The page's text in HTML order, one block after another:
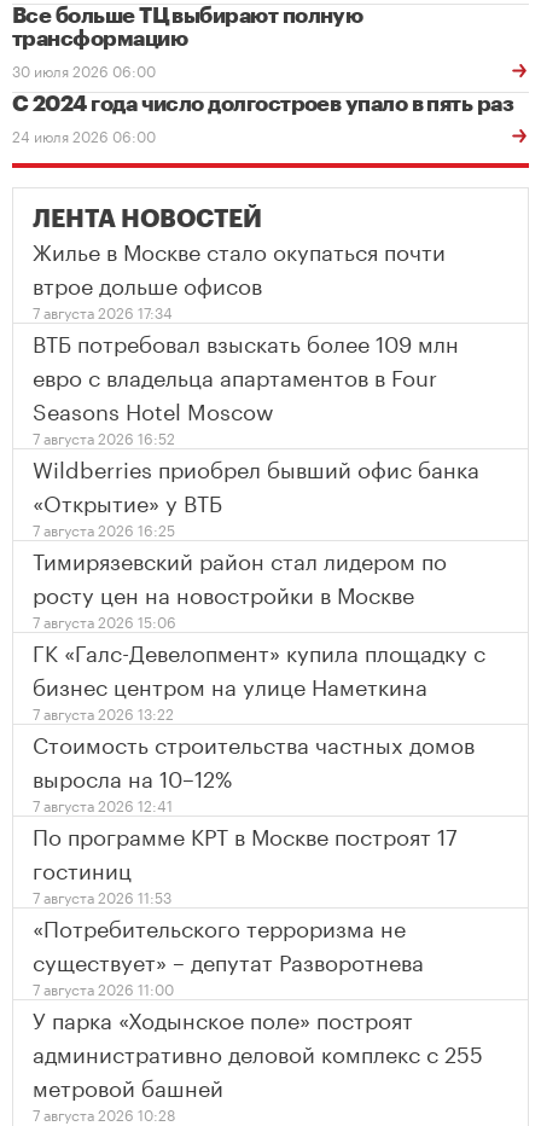
Все больше ТЦ выбирают полную
трансформацию
30 июля 2026 06:00
С 2024 года число долгостроев упало в пять раз
24 июля 2026 06:00
ЛЕНТА НОВОСТЕЙ
Жилье в Москве стало окупаться почти
втрое дольше офисов
7 августа 2026 17:34
ВТБ потребовал взыскать более 109 млн
евро с владельца апартаментов в Four
Seasons Hotel Moscow
7 августа 2026 16:52
Wildberries приобрел бывший офис банка
«Открытие» у ВТБ
7 августа 2026 16:25
Тимирязевский район стал лидером по
росту цен на новостройки в Москве
7 августа 2026 15:06
ГК «Галс-Девелопмент» купила площадку с
бизнес центром на улице Наметкина
7 августа 2026 13:22
Стоимость строительства частных домов
выросла на 10–12%
7 августа 2026 12:41
По программе КРТ в Москве построят 17
гостиниц
7 августа 2026 11:53
«Потребительского терроризма не
существует» – депутат Разворотнева
7 августа 2026 11:00
У парка «Ходынское поле» построят
административно деловой комплекс с 255
метровой башней
7 августа 2026 10:28